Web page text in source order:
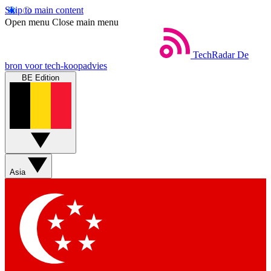
Skip to main content
Open menu Close main menu
TechRadar De
bron voor tech-koopadvies
BE Edition
Asia